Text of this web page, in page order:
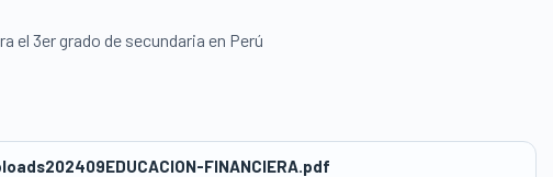
el 3er grado de secundaria en Perú
FINANCIERA.pdf